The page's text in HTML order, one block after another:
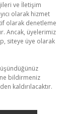
ve İletişim
olarak hizmet
olarak denetleme
Ancak, üyelerimiz
siteye üye olarak
bildirmeniz
kaldırılacaktır.